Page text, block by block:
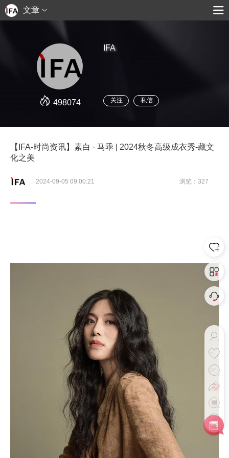
文章
498074
IFA
关注 私信
【IFA-时尚资讯】素白 · 马乖 | 2024秋冬高级成衣秀-藏文
化之美
2024-09-05 09:00:21 浏览：327